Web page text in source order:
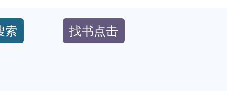
索 找书点击